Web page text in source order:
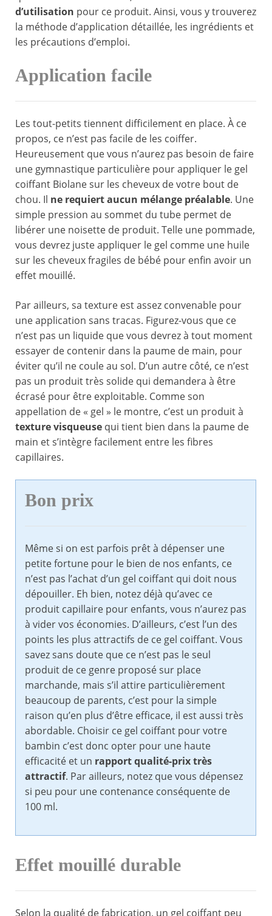
d’utilisation pour ce produit. Ainsi, vous y trouverez
la méthode d’application détaillée, les ingrédients et
les précautions d’emploi.
Application facile
Les tout-petits tiennent difficilement en place. À ce
propos, ce n’est pas facile de les coiffer.
Heureusement que vous n’aurez pas besoin de faire
une gymnastique particulière pour appliquer le gel
coiffant Biolane sur les cheveux de votre bout de
chou. Il ne requiert aucun mélange préalable. Une
simple pression au sommet du tube permet de
libérer une noisette de produit. Telle une pommade,
vous devrez juste appliquer le gel comme une huile
sur les cheveux fragiles de bébé pour enfin avoir un
effet mouillé.
Par ailleurs, sa texture est assez convenable pour
une application sans tracas. Figurez-vous que ce
n’est pas un liquide que vous devrez à tout moment
essayer de contenir dans la paume de main, pour
éviter qu’il ne coule au sol. D’un autre côté, ce n’est
pas un produit très solide qui demandera à être
écrasé pour être exploitable. Comme son
appellation de « gel » le montre, c’est un produit à
texture visqueuse qui tient bien dans la paume de
main et s’intègre facilement entre les fibres
capillaires.
Bon prix
Même si on est parfois prêt à dépenser une
petite fortune pour le bien de nos enfants, ce
n’est pas l’achat d’un gel coiffant qui doit nous
dépouiller. Eh bien, notez déjà qu’avec ce
produit capillaire pour enfants, vous n’aurez pas
à vider vos économies. D’ailleurs, c’est l’un des
points les plus attractifs de ce gel coiffant. Vous
savez sans doute que ce n’est pas le seul
produit de ce genre proposé sur place
marchande, mais s’il attire particulièrement
beaucoup de parents, c’est pour la simple
raison qu’en plus d’être efficace, il est aussi très
abordable. Choisir ce gel coiffant pour votre
bambin c’est donc opter pour une haute
efficacité et un rapport qualité-prix très
attractif. Par ailleurs, notez que vous dépensez
si peu pour une contenance conséquente de
100 ml.
Effet mouillé durable
Selon la qualité de fabrication, un gel coiffant peu